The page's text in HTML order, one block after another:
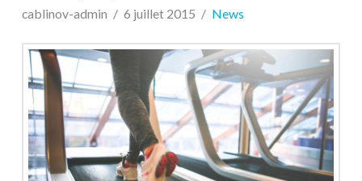
cablinov-admin 6 juillet 2015 News